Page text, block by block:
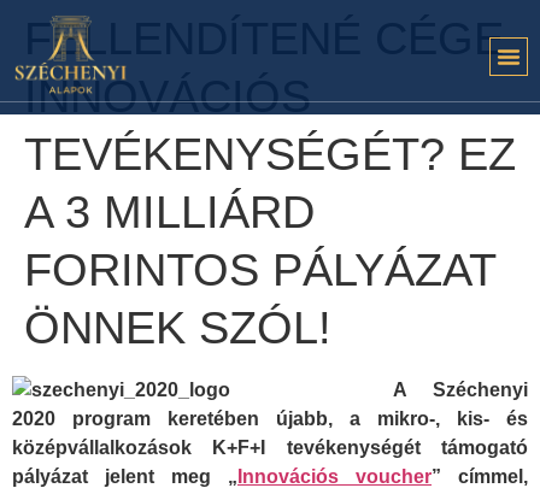
FELLENDÍTENÉ CÉGE
INNOVÁCIÓS
TEVÉKENYSÉGÉT? EZ
A 3 MILLIÁRD
FORINTOS PÁLYÁZAT
ÖNNEK SZÓL!
A Széchenyi
2020 program keretében újabb, a mikro-, kis- és
középvállalkozások K+F+I tevékenységét támogató
pályázat jelent meg „ Innovációs voucher” címmel,